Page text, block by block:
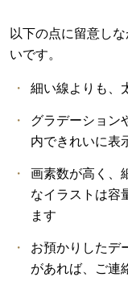
以下の点に留意し
いです。
細い線よりも、
グラデーション
内できれいに表
画素数が高く、
なイラストは容
ます
お預かりしたデ
があれば、ご連